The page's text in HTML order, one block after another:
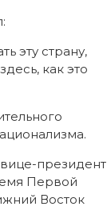
эту страну,
как это
президент
Первой
Восток